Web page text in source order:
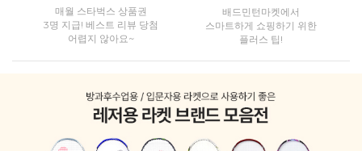
매월 스타벅스 상품권
3명 지급! 베스트 리뷰 당첨
어렵지 않아요~
배드민턴마켓에서
스마트하게 쇼핑하기 위한
플러스 팁!